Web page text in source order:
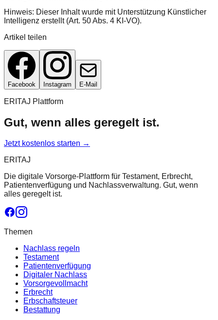
Hinweis: Dieser Inhalt wurde mit Unterstützung Künstlicher
Intelligenz erstellt (Art. 50 Abs. 4 KI-VO).
Artikel teilen
Facebook Instagram E-Mail
ERITAJ Plattform
Gut, wenn alles geregelt ist.
Jetzt kostenlos starten →
ERITAJ
Die digitale Vorsorge-Plattform für Testament, Erbrecht,
Patientenverfügung und Nachlassverwaltung. Gut, wenn
alles geregelt ist.
Themen
Nachlass regeln
Testament
Patientenverfügung
Digitaler Nachlass
Vorsorgevollmacht
Erbrecht
Erbschaftsteuer
Bestattung